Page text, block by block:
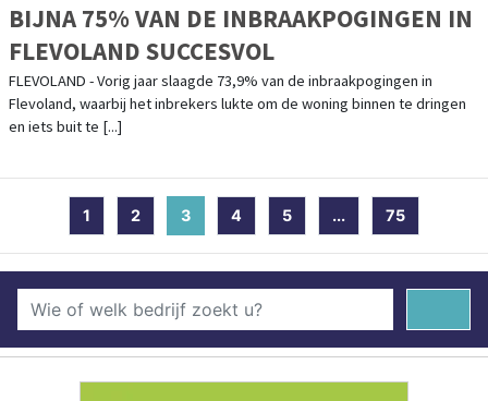
BIJNA 75% VAN DE INBRAAKPOGINGEN IN
FLEVOLAND SUCCESVOL
FLEVOLAND - Vorig jaar slaagde 73,9% van de inbraakpogingen in
Flevoland, waarbij het inbrekers lukte om de woning binnen te dringen
en iets buit te [...]
1 2 3 (current)
4 5 ... 75